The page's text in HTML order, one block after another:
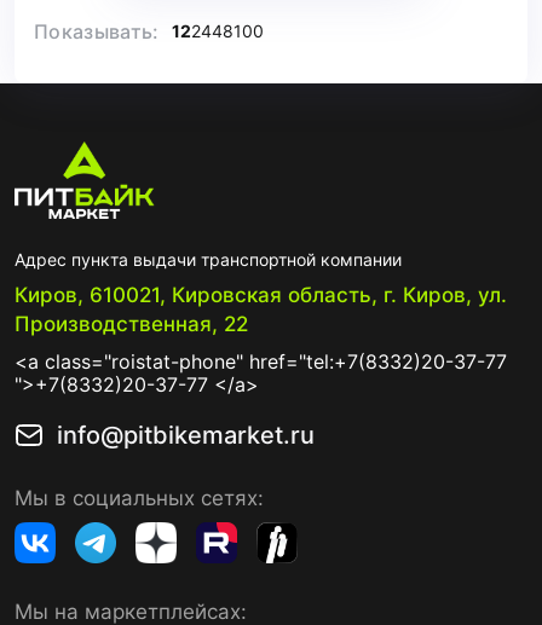
Показывать: 122448100
Адрес пункта выдачи транспортной компании
Киров, 610021, Кировская область, г. Киров, ул.
Производственная, 22
<a class="roistat-phone" href="tel:+7(8332)20-37-77
">+7(8332)20-37-77 </a>
info@pitbikemarket.ru
Мы в социальных сетях:
Мы на маркетплейсах: